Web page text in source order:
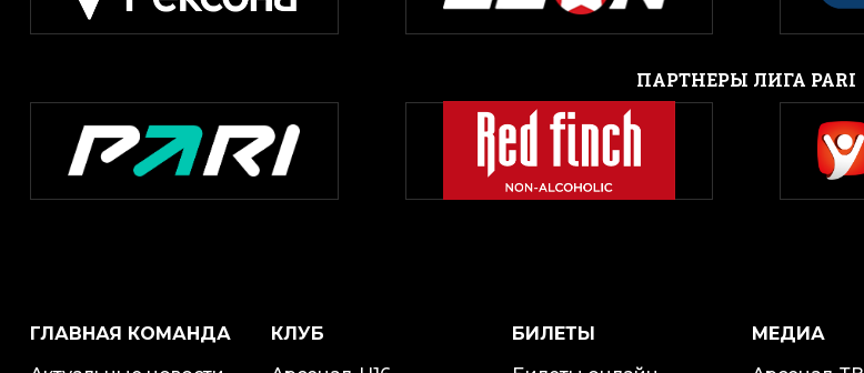
ПАРТНЕРЫ ЛИГА PARI
ГЛАВНАЯ КОМАНДА
КЛУБ
БИЛЕТЫ
МЕДИА